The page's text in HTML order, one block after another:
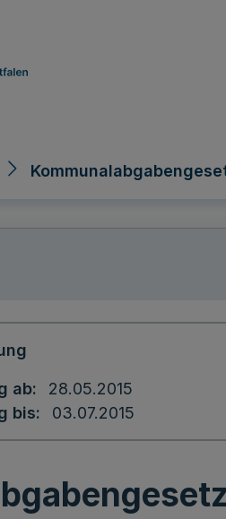
ab
28.05.2015
bis
03.07.2015